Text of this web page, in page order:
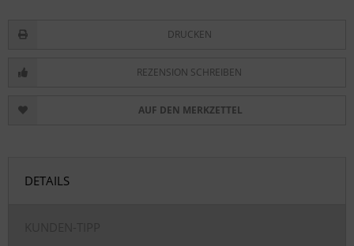
DRUCKEN
REZENSION SCHREIBEN
DETAILS